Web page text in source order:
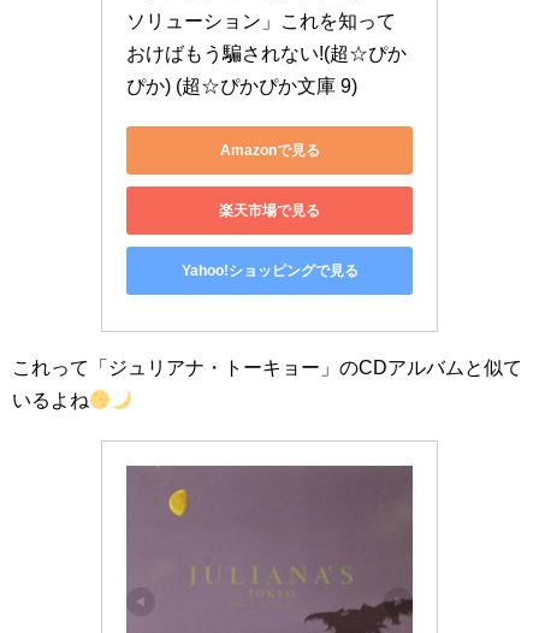
ソリューション」これを知って
おけばもう騙されない!(超☆ぴか
ぴか) (超☆ぴかぴか文庫 9)
Amazonで見る
楽天市場で見る
Yahoo!ショッピングで見る
これって「ジュリアナ・トーキョー」のCDアルバムと似て
いるよね